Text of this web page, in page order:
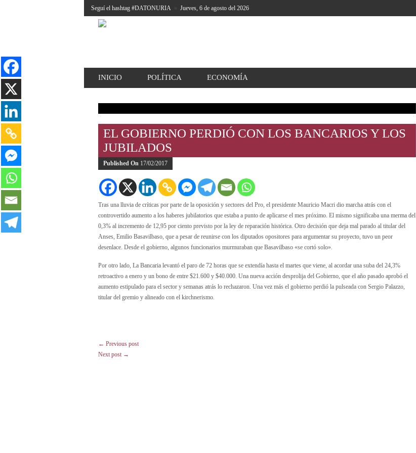
Seguí el hashtag #DATONURIA » Jueves, 6 de agosto del 2026
INICIO POLÍTICA ECONOMÍA
EL GOBIERNO PERDIÓ CON LOS BANCARIOS Y LOS
JUBILADOS
Published On 17/02/2017
Tras una lluvia de críticas por parte de la oposición y sectores del Pro, el presidente Mauricio Macri dio marcha atrás con el
controvertido aumento a los haberes jubilatorios que estaba a punto de aplicarse el mes próximo. El mismo significaba una merma del
0,3% al incremento de 12,95 por ciento previsto por la ley de reparación histórica. Otro decisión que deja mal parado al titular del
Anses, Emilio Basavilbaso, que a pesar de reunirse con los diputados opositores para argumentar su proyecto, tuvo un peor
desenlace. Desde el gobierno, algunos funcionarios murmuraban que Basavilbaso «se cortó solo».
Por otro lado, La Bancaria levantó el paro de 72 horas que se extendía hasta el martes que viene, al acordar una suba del 24,3%
retroactivo a enero y un bono de entre $21.600 y $40.000. Una nueva acción desprolija del Gobierno, que el año pasado aprobó el
aumento estipulado para el sector y semanas atrás lo rechazaron. Una vez más el gobierno perdió la pulseada con Sergio Palazzo,
titular del gremio y alineado con el kirchnerismo.
← Previous post
Next post →